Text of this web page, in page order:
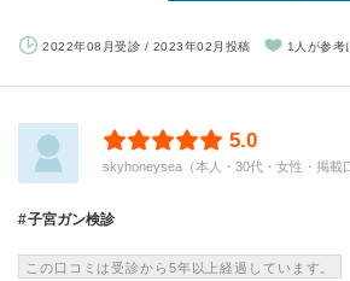
2022年08月受診 / 2023年02月投稿 1人が参考
5.0
skyhoneysea（本人・30代・女性・掲載
子宮ガン検診
この口コミは受診から5年以上経過しています。